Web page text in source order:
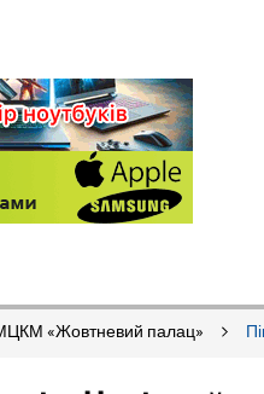
«Жовтневий палац»